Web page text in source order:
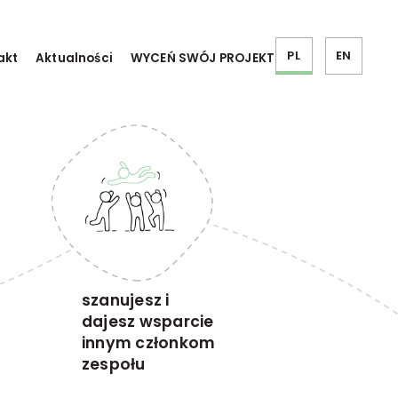
Aktualności WYCEŃ SWÓJ PROJEKT PL EN
szanujesz i
dajesz wsparcie
innym członkom
zespołu